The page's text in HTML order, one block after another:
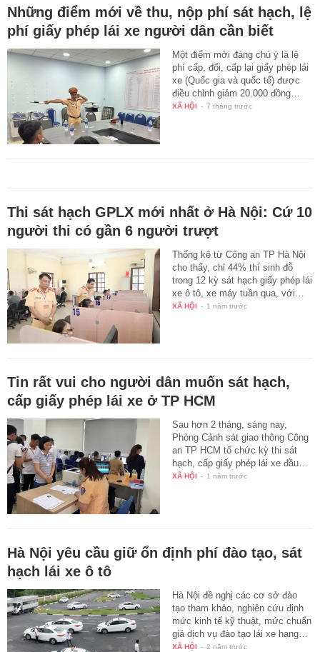
Những điểm mới về thu, nộp phí sát hạch, lệ
phí giấy phép lái xe người dân cần biết
Một điểm mới đáng chú ý là lệ
phí cấp, đổi, cấp lại giấy phép lái
xe (Quốc gia và quốc tế) được
điều chỉnh giảm 20.000 đồng…
XÃ HỘI - 7 tháng trước
Thi sát hạch GPLX mới nhất ở Hà Nội: Cứ 10
người thi có gần 6 người trượt
Thống kê từ Công an TP Hà Nội
cho thấy, chỉ 44% thí sinh đỗ
trong 12 kỳ sát hạch giấy phép lái
xe ô tô, xe máy tuần qua, với…
XÃ HỘI - 1 năm trước
Tin rất vui cho người dân muốn sát hạch,
cấp giấy phép lái xe ở TP HCM
Sau hơn 2 tháng, sáng nay,
Phòng Cảnh sát giao thông Công
an TP HCM tổ chức kỳ thi sát
hạch, cấp giấy phép lái xe đầu…
XÃ HỘI - 1 năm trước
Hà Nội yêu cầu giữ ổn định phí đào tạo, sát
hạch lái xe ô tô
Hà Nội đề nghị các cơ sở đào
tạo tham khảo, nghiên cứu định
mức kinh tế kỹ thuật, mức chuẩn
giá dịch vụ đào tạo lái xe hạng…
XÃ HỘI - 2 năm trước